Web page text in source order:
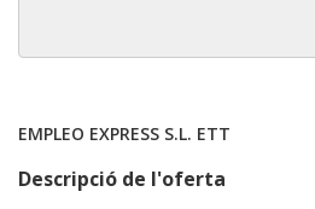
EMPLEO EXPRESS S.L. ETT
Descripció de l'oferta